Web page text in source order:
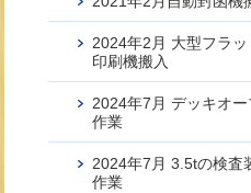
2024年2月 大型フラッ
印刷機搬入
2024年7月 デッキオー
作業
2024年7月 3.5tの検査
作業